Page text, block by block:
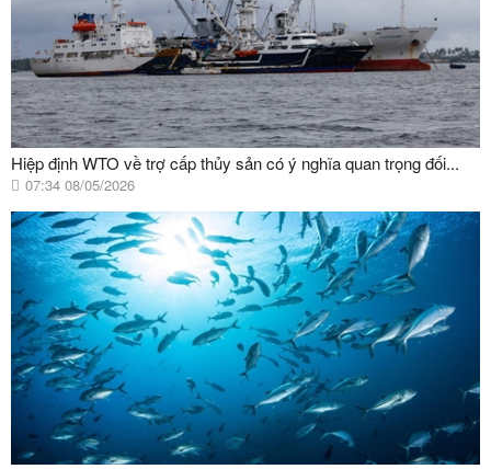
Hiệp định WTO về trợ cấp thủy sản có ý nghĩa quan trọng đối...
07:34 08/05/2026